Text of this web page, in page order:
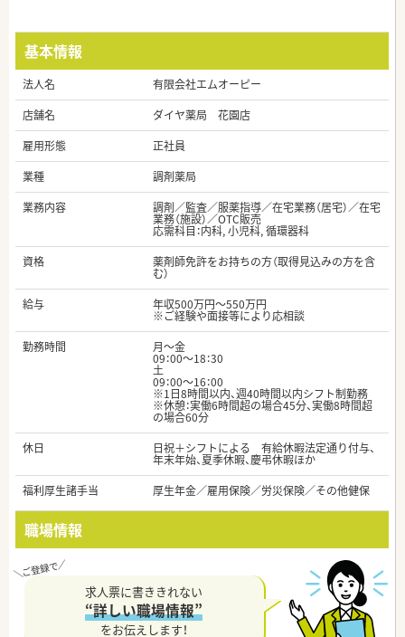
基本情報
法人名
有限会社エムオーピー
店舗名
ダイヤ薬局 花園店
雇用形態
正社員
業種
調剤薬局
業務内容
調剤／監査／服薬指導／在宅業務（居宅）／在宅
業務（施設）／OTC販売
応需科目：内科, 小児科, 循環器科
資格
薬剤師免許をお持ちの方（取得見込みの方を含
む）
給与
年収500万円～550万円
※ご経験や面接等により応相談
勤務時間
月～金
09：00～18：30
土
09：00～16：00
※1日8時間以内、週40時間以内シフト制勤務
※休憩：実働6時間超の場合45分、実働8時間超
の場合60分
休日
日祝＋シフトによる 有給休暇法定通り付与、
年末年始、夏季休暇、慶弔休暇ほか
福利厚生諸手当
厚生年金／雇用保険／労災保険／その他健保
職場情報
求人票に書ききれない
“詳しい職場情報”
をお伝えします！